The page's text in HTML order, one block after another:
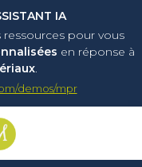
IA
pour vous
en réponse à
.
demos/mpr